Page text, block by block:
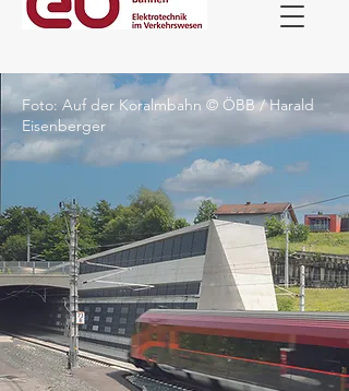
Foto: Auf der Koralmbahn © ÖBB / Harald
Eisenberger